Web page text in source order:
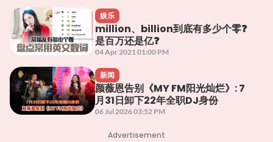
娱乐
million、billion到底有多少个零❓
是百万还是亿❓
04 Apr 2021 01:00 PM
新闻
颜薇恩告别《MY FM阳光灿烂》: 7
月31日卸下22年全职DJ身份
06 Jul 2026 03:52 PM
Advertisement